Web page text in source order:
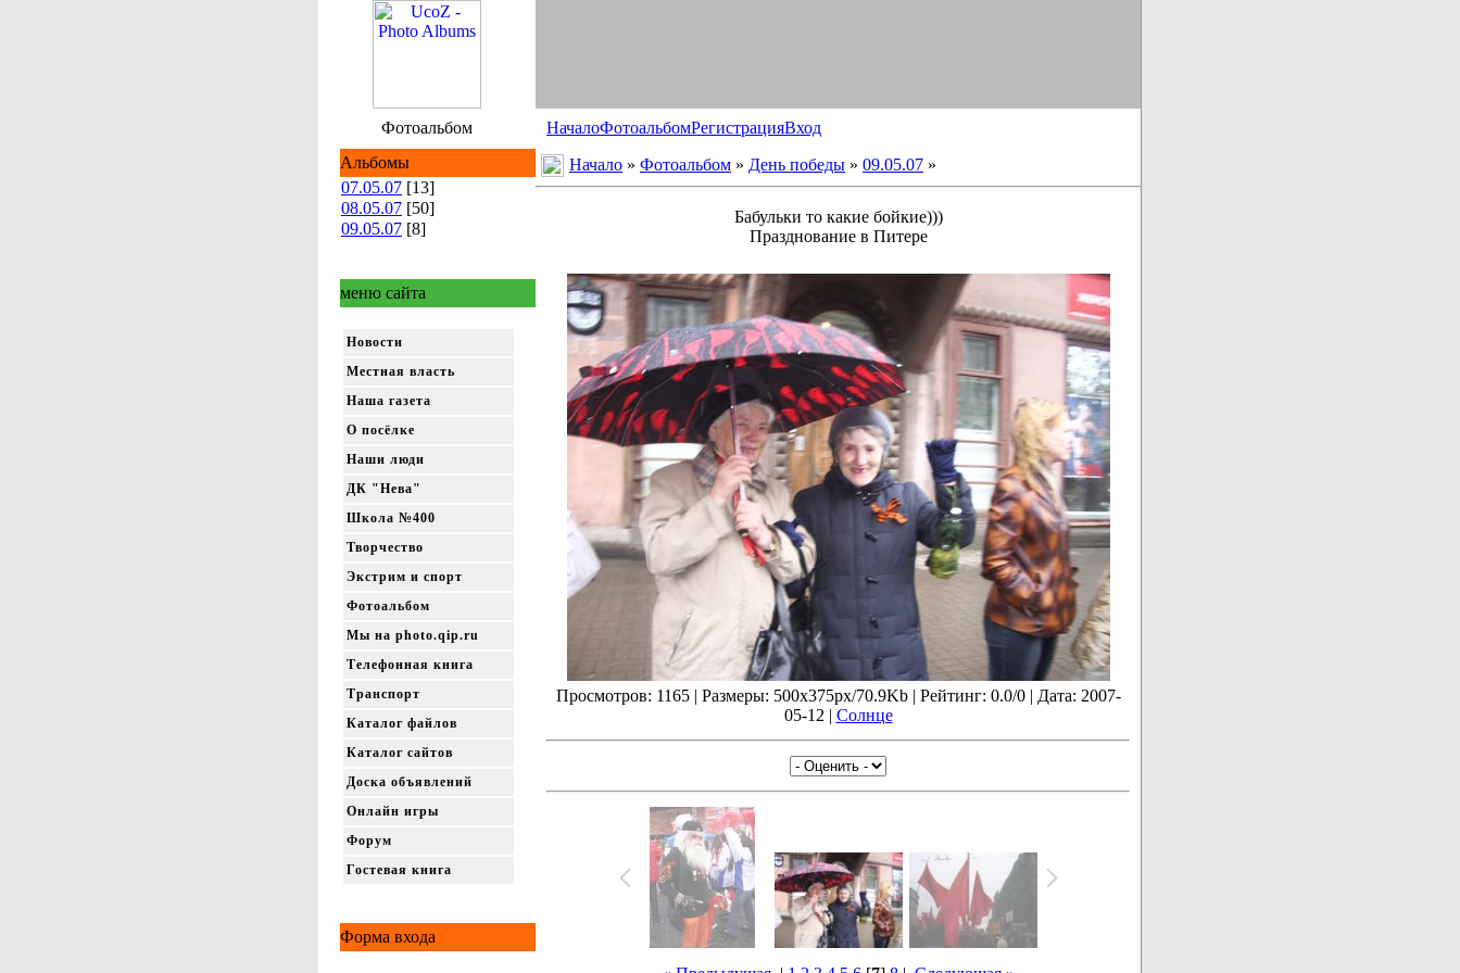
Фотоальбом НачалоФотоальбомРегистрацияВход
Альбомы
07.05.07 [13]
08.05.07 [50]
09.05.07 [8]
меню сайта
Новости
Местная власть
Наша газета
О посёлке
Наши люди
ДК "Нева"
Школа №400
Творчество
Экстрим и спорт
Фотоальбом
Мы на photo.qip.ru
Телефонная книга
Транспорт
Каталог файлов
Каталог сайтов
Доска объявлений
Онлайн игры
Форум
Гостевая книга
Форма входа
Начало » Фотоальбом » День победы » 09.05.07 »
Бабульки то какие бойкие)))
Празднование в Питере
Просмотров: 1165 | Размеры: 500x375px/70.9Kb | Рейтинг: 0.0/0 | Дата: 2007-
05-12 | Солнце